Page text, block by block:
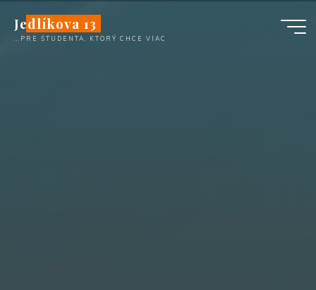
content
Jedlíkova 13
...PRE ŠTUDENTA, KTORÝ CHCE VIAC